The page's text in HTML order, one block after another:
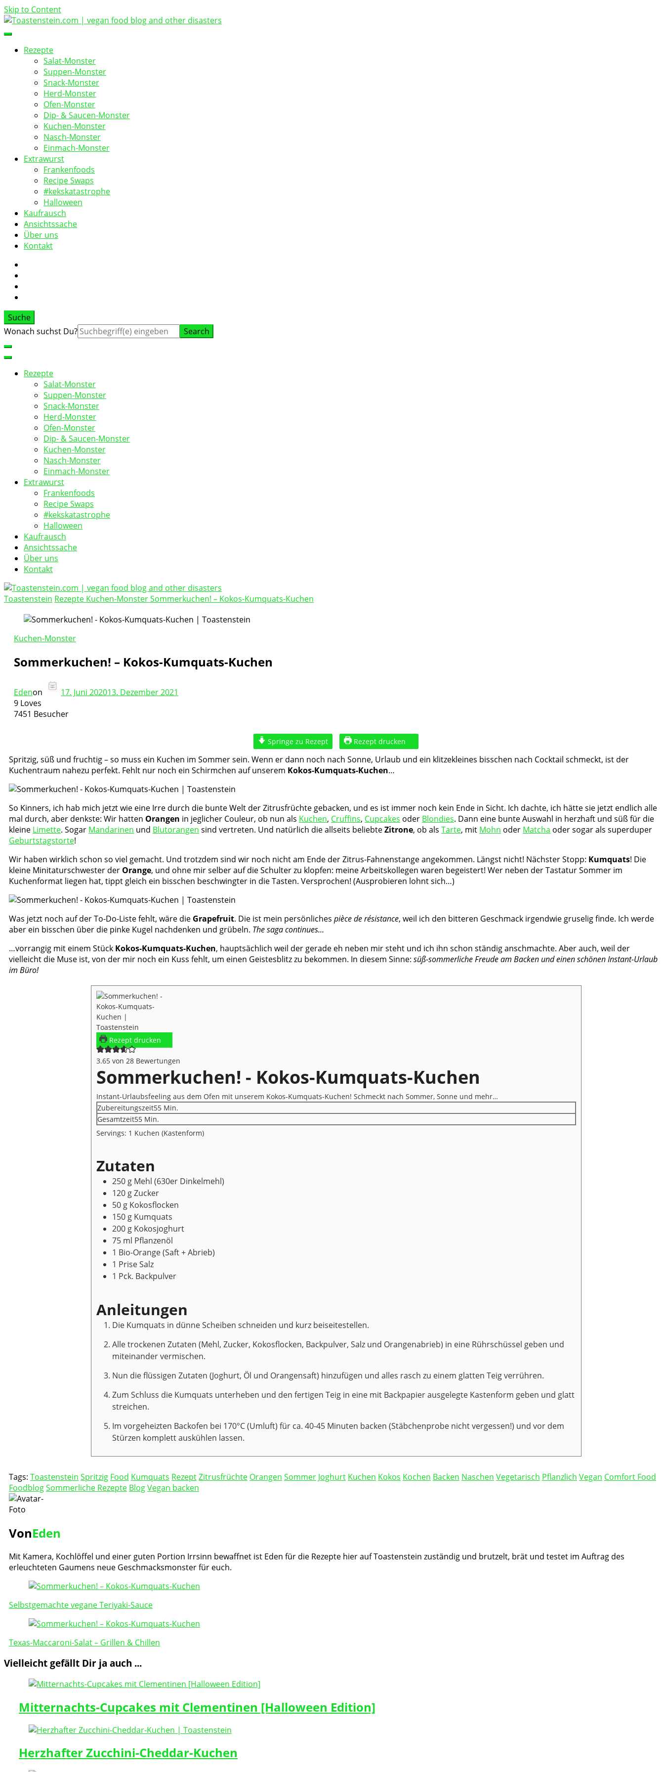
Skip to Content
Toastenstein.com
vegan food blog
Rezepte
Salat-Monster
Suppen-Monster
Snack-Monster
Herd-Monster
Ofen-Monster
Dip- & Saucen-Monster
Kuchen-Monster
Nasch-Monster
Einmach-Monster
Extrawurst
Frankenfoods
Recipe Swaps
#kekskatastrophe
Halloween
Kaufrausch
Ansichtssache
Über uns
Kontakt
Suche
Suche
Wonach suchst Du?
Rezepte
Salat-Monster
Suppen-Monster
Snack-Monster
Herd-Monster
Ofen-Monster
Dip- & Saucen-Monster
Kuchen-Monster
Nasch-Monster
Einmach-Monster
Extrawurst
Frankenfoods
Recipe Swaps
#kekskatastrophe
Halloween
Kaufrausch
Ansichtssache
Über uns
Kontakt
Toastenstein.com
Toastenstein Rezepte Kuchen-MonsterSommerkuchen! – Kokos-Kumquats-Kuchen
Kuchen-Monster
Sommerkuchen! – Kokos-Kumquats-Kuchen
Edenon 17. Juni 202013. Dezember 2021
9 Loves
7451 Besucher
Springe zu Rezept Rezept drucken
Spritzig, süß und fruchtig – so muss ein Kuchen im Sommer sein. Wenn er dann noch nach Sonne, Urlaub und ein klitzekleines bisschen nach Cocktail schmeckt, ist der
Kuchentraum nahezu perfekt. Fehlt nur noch ein Schirmchen auf unserem Kokos-Kumquats-Kuchen…
So Kinners, ich hab mich jetzt wie eine Irre durch die bunte Welt der Zitrusfrüchte gebacken, und es ist immer noch kein Ende in Sicht. Ich dachte, ich hätte sie jetzt endlich alle
mal durch, aber denkste: Wir hatten Orangen in jeglicher Couleur, ob nun als Kuchen, Cruffins, Cupcakes oder Blondies. Dann eine bunte Auswahl in herzhaft und süß für die
kleine Limette. Sogar Mandarinen und Blutorangen sind vertreten. Und natürlich die allseits beliebteZitrone, ob als Tarte, mit Mohn oder Matcha oder sogar als superduper
Geburtstagstorte!
Wir haben wirklich schon so viel gemacht. Und trotzdem sind wir noch nicht am Ende der Zitrus-Fahnenstange angekommen. Längst nicht! Nächster Stopp: Kumquats! Die
kleine Minitaturschwester der Orange, und ohne mir selber auf die Schulter zu klopfen: meine Arbeitskollegen waren begeistert! Wer neben der Tastatur Sommer im
Kuchenformat liegen hat, tippt gleich ein bisschen beschwingter in die Tasten. Versprochen! (Ausprobieren lohnt sich…)
Was jetzt noch auf der To-Do-Liste fehlt, wäre die Grapefruit. Die ist mein persönliches pièce de résistance, weil ich den bitteren Geschmack irgendwie gruselig finde. Ich werde
aber ein bisschen über die pinke Kugel nachdenken und grübeln. The saga continues…
…vorrangig mit einem Stück Kokos-Kumquats-Kuchen, hauptsächlich weil der gerade eh neben mir steht und ich ihn schon ständig anschmachte. Aber auch, weil der
vielleicht die Muse ist, von der mir noch ein Kuss fehlt, um einen Geistesblitz zu bekommen. In diesem Sinne: süß-sommerliche Freude am Backen und einen schönen Instant-Urlaub
im Büro!
Rezept drucken
3.65von 28Bewertungen
Sommerkuchen! - Kokos-Kumquats-Kuchen
Instant-Urlaubsfeeling aus dem Ofen mit unserem Kokos-Kumquats-Kuchen! Schmeckt nach Sommer, Sonne und mehr…
Zubereitungszeit55Minuten
Min.
Gesamtzeit55Minuten
Min.
Servings: 1 Kuchen (Kastenform)
Zutaten
250 g Mehl (630er Dinkelmehl)
120 g Zucker
50 g Kokosflocken
150 g Kumquats
200 g Kokosjoghurt
75 ml Pflanzenöl
1 Bio-Orange (Saft + Abrieb)
1 Prise Salz
1 Pck. Backpulver
Anleitungen
Die Kumquats in dünne Scheiben schneiden und kurz beiseitestellen.
Alle trockenen Zutaten (Mehl, Zucker, Kokosflocken, Backpulver, Salz und Orangenabrieb) in eine Rührschüssel geben und
miteinander vermischen.
Nun die flüssigen Zutaten (Joghurt, Öl und Orangensaft) hinzufügen und alles rasch zu einem glatten Teig verrühren.
Zum Schluss die Kumquats unterheben und den fertigen Teig in eine mit Backpapier ausgelegte Kastenform geben und glatt
streichen.
Im vorgeheizten Backofen bei 170°C (Umluft) für ca. 40-45 Minuten backen (Stäbchenprobe nicht vergessen!) und vor dem
Stürzen komplett auskühlen lassen.
Tags: Toastenstein Spritzig Food Kumquats RezeptZitrusfrüchte Orangen Sommer Joghurt Kuchen Kokos Kochen Backen Naschen Vegetarisch Pflanzlich Vegan Comfort Food
FoodblogSommerliche Rezepte BlogVegan backen
VonEden
Mit Kamera, Kochlöffel und einer guten Portion Irrsinn bewaffnet ist Eden für die Rezepte hier auf Toastenstein zuständig und brutzelt, brät und testet im Auftrag des
erleuchteten Gaumens neue Geschmacksmonster für euch.
Post
Navigation
Selbstgemachte vegane Teriyaki-Sauce
Texas-Maccaroni-Salat – Grillen & Chillen
Vielleicht gefällt Dir ja auch ...
Mitternachts-Cupcakes mit Clementinen [Halloween Edition]
Herzhafter Zucchini-Cheddar-Kuchen